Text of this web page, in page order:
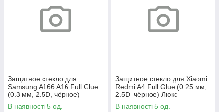
Защитное стекло для
Samsung A166 A16 Full Glue
(0.3 мм, 2.5D, чёрное)
В наявності 5 од.
Защитное стекло для Xiaomi
Redmi A4 Full Glue (0.25 мм,
2.5D, чёрное) Люкс
В наявності 5 од.